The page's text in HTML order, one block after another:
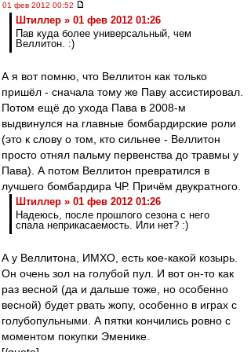
01 фев 2012 00:52
Штиллер » 01 фев 2012 01:26
Пав куда более универсальный, чем
Веллитон. :)
А я вот помню, что Веллитон как только
пришёл - сначала тому же Паву ассистировал.
Потом ещё до ухода Пава в 2008-м
выдвинулся на главные бомбардирские роли
(это к слову о том, кто сильнее - Веллитон
просто отнял пальму первенства до травмы у
Пава). А потом Веллитон превратился в
лучшего бомбардира ЧР. Причём двукратного.
Штиллер » 01 фев 2012 01:26
Надеюсь, после прошлого сезона с него
спала неприкасаемость. Или нет? :)
А у Веллитона, ИМХО, есть кое-какой козырь.
Он очень зол на голубой пул. И вот он-то как
раз весной (да и дальше тоже, но особенно
весной) будет рвать жопу, особенно в играх с
голубопульными. А пятки кончились ровно с
моментом покупки Эменике.